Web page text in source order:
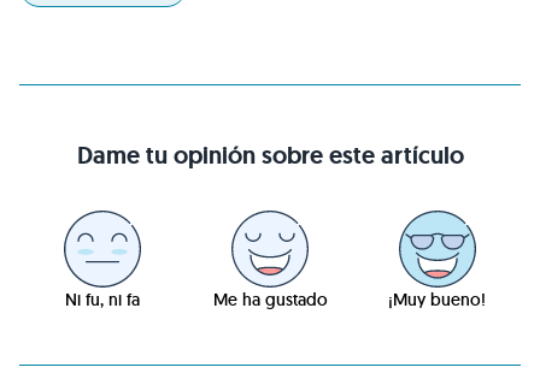
Dame tu opinión sobre este artículo
Ni fu, ni fa Me ha gustado ¡Muy bueno!